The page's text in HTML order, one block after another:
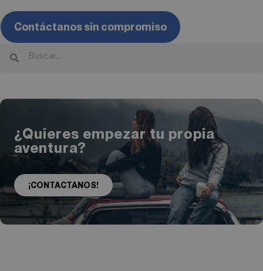
Contáctanos sin compromiso
¿Quieres empezar tu propia
aventura?
¡CONTACTANOS!